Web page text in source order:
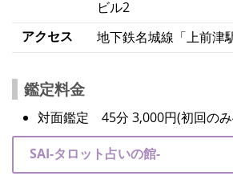
ビル2
アクセス
地下鉄名城線「上前津
鑑定料金
対面鑑定 45分 3,000円(初回の
SAI-タロット占いの館-